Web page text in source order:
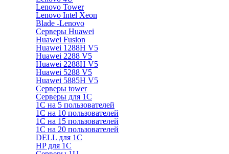
Lenovo Tower
Lenovo Intel Xeon
Blade -Lenovo
Серверы Huawei
Huawei Fusion
Huawei 1288H V5
Huawei 2288 V5
Huawei 2288H V5
Huawei 5288 V5
Huawei 5885H V5
Серверы tower
Серверы для 1C
1С на 5 пользователей
1С на 10 пользователей
1С на 15 пользователей
1С на 20 пользователей
DELL для 1С
HP для 1С